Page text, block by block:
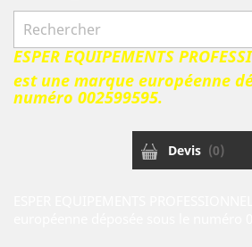
ESPER EQUIPEMENTS
est une marque européenne
numéro 002599595.
Devis (0)